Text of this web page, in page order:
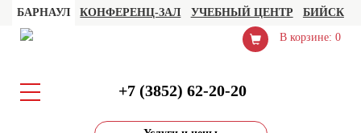
БАРНАУЛ КОНФЕРЕНЦ-ЗАЛ УЧЕБНЫЙ ЦЕНТР БИЙСК
В корзине: 0
+7 (3852) 62-20-20